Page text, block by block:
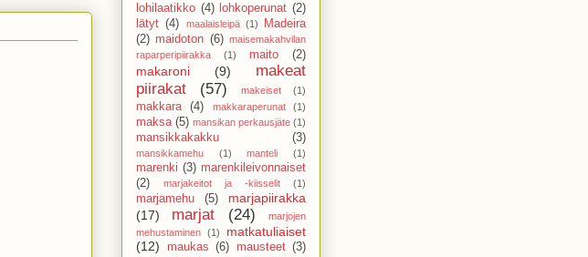
lohilaatikko (4) lohkoperunat (2)
lätyt (4) maalaisleipä (1)
Madeira
(2) maidoton (6) maisemakahvilan
raparperipiirakka
(1) maito (2)
makaroni (9)
makeat
piirakat
(57) makeiset (1)
makkara (4) makkaraperunat (1)
maksa (5) mansikan perkausjäte (1)
mansikkakakku (3)
mansikkamehu (1) manteli (1)
marenki (3) marenkileivonnaiset
(2)
marjakeitot ja -kiisselit (1)
marjamehu (5)
marjapiirakka
(17)
marjat (24)
marjojen
mehustaminen (1)
matkatuliaiset
(12)
maukas (6) mausteet (3)